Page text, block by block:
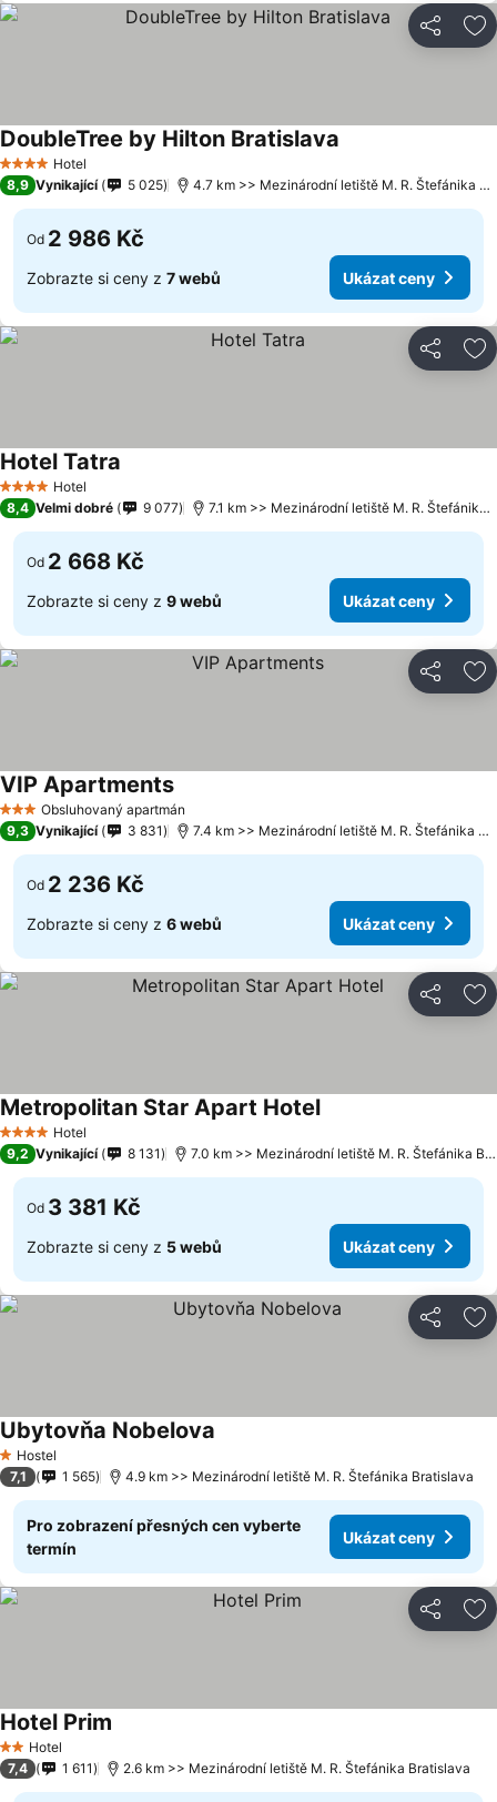
Sdílet
4 Počet hvězdiček
Hotel
DoubleTree by Hilton Bratislava
8,9 Vynikající 5 025 4.7 km >> Mezinárodní letiště M. R. Štefánika Bratislava
Od 2 986 Kč
Zobrazte si ceny z 7 webů Ukázat ceny
Sdílet
4 Počet hvězdiček
Hotel
Hotel Tatra
8,4 Velmi dobré 9 077 7.1 km >> Mezinárodní letiště M. R. Štefánika Bratislava
Od 2 668 Kč
Zobrazte si ceny z 9 webů Ukázat ceny
Sdílet
3 Počet hvězdiček
Obsluhovaný apartmán
VIP Apartments
9,3 Vynikající 3 831 7.4 km >> Mezinárodní letiště M. R. Štefánika Bratislava
Od 2 236 Kč
Zobrazte si ceny z 6 webů Ukázat ceny
Sdílet
4 Počet hvězdiček
Hotel
Metropolitan Star Apart Hotel
9,2 Vynikající 8 131 7.0 km >> Mezinárodní letiště M. R. Štefánika Bratislava
Od 3 381 Kč
Zobrazte si ceny z 5 webů Ukázat ceny
Sdílet
1 Počet hvězdiček
Hostel
Ubytovňa Nobelova
7,1 1 565 4.9 km >> Mezinárodní letiště M. R. Štefánika Bratislava
Pro zobrazení přesných cen vyberte
termín
Ukázat ceny
Sdílet
2 Počet hvězdiček
Hotel
Hotel Prim
7,4 1 611 2.6 km >> Mezinárodní letiště M. R. Štefánika Bratislava